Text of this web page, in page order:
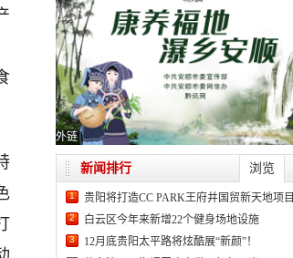
外链
浏览
新闻排行
1 贵阳将打造CC PARK王府井国贸新天地项目
2 白云区今年来新增22个健身场地设施
3 12月底贵阳太平路将炫酷展“新颜”！